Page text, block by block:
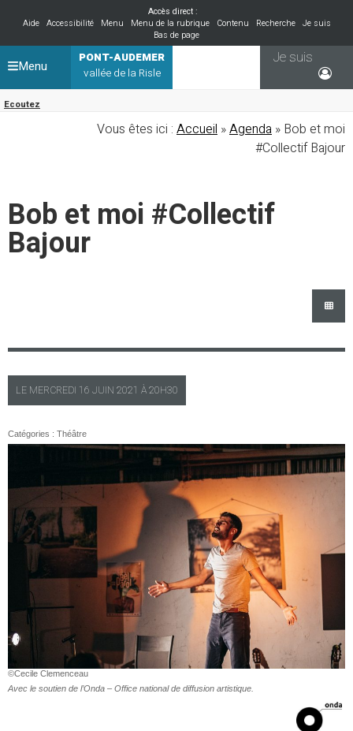
Accès direct :
Aide
Accessibilité Menu Menu de la rubrique Contenu Recherche
Je suis
Bas de page
PONT-AUDEMER
vallée de la Risle
Ecoutez
Je suis
Menu
Vous êtes ici : Accueil »Agenda » Bob et moi
#Collectif Bajour
Bob et moi #Collectif
Bajour
LE MERCREDI 16 JUIN 2021 À20H30
Catégories : Théâtre
©Cecile Clemenceau
Avec le soutien de l’Onda – Office national de diffusion artistique.